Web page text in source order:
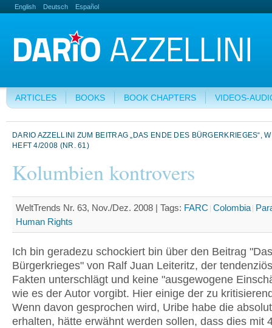
English Deutsch Español
ARTICLES BOOKS BOOK CHAPTERS VIDEOS-
DARIO AZZELLINI ZUM BEITRAG „DAS ENDE DES BÜRGERKRIEGES“,
HEFT 4/2008 (NR. 61)
Kolumbien kontrovers
WeltTrends Nr. 63, Nov./Dez. 2008 | Tags: FARC Colombia
Human Rights
Ich bin geradezu schockiert bin über den Beitrag
Bürgerkrieges" von Ralf Juan Leiteritz, der
Fakten unterschlägt und keine "ausgewogene
wie es der Autor vorgibt. Hier einige der zu
Wenn davon gesprochen wird, Uribe habe die
erhalten, hätte erwähnt werden sollen, dass dies mit